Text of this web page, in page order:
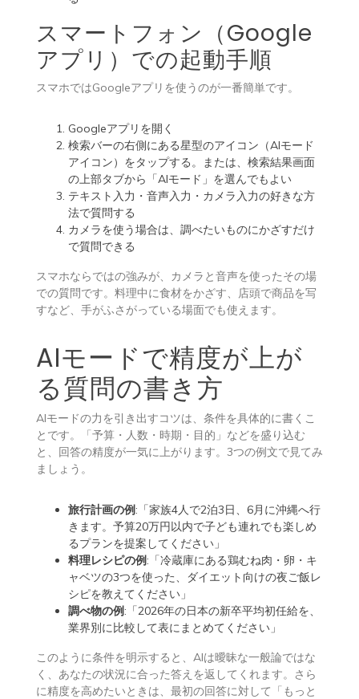
スマートフォン（Google
アプリ）での起動手順
スマホではGoogleアプリを使うのが一番簡単です。
Googleアプリを開く
検索バーの右側にある星型のアイコン（AIモード
アイコン）をタップする。または、検索結果画面
の上部タブから「AIモード」を選んでもよい
テキスト入力・音声入力・カメラ入力の好きな方
法で質問する
カメラを使う場合は、調べたいものにかざすだけ
で質問できる
スマホならではの強みが、カメラと音声を使ったその場
での質問です。料理中に食材をかざす、店頭で商品を写
すなど、手がふさがっている場面でも使えます。
AIモードで精度が上が
る質問の書き方
AIモードの力を引き出すコツは、条件を具体的に書くこ
とです。「予算・人数・時期・目的」などを盛り込む
と、回答の精度が一気に上がります。3つの例文で見てみ
ましょう。
旅行計画の例:「家族4人で2泊3日、6月に沖縄へ行
きます。予算20万円以内で子ども連れでも楽しめ
るプランを提案してください」
料理レシピの例:「冷蔵庫にある鶏むね肉・卵・キ
ャベツの3つを使った、ダイエット向けの夜ご飯レ
シピを教えてください」
調べ物の例:「2026年の日本の新卒平均初任給を、
業界別に比較して表にまとめてください」
このように条件を明示すると、AIは曖昧な一般論ではな
く、あなたの状況に合った答えを返してくれます。さら
に精度を高めたいときは、最初の回答に対して「もっと